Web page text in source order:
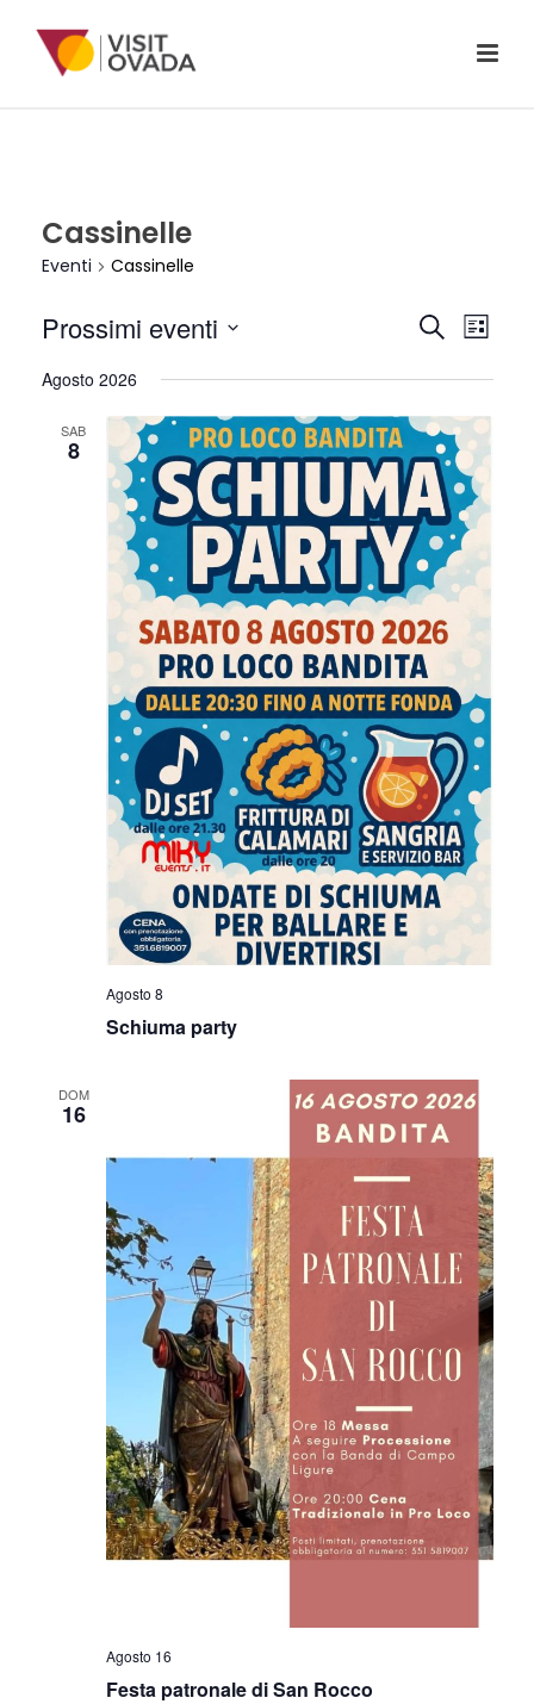
Cassinelle
Eventi Cassinelle
E
V
E
N
T
I
R
I
C
E
R
C
A
E
V
S
T
N
A
I
A
I
N
CercaE
N
T
O
V
I
S
T
E
N
A
V
I
A
Z
E
Lista
Prossimi eventi
la
Agosto 2026
SAB
8
Agosto 8
Schiuma party
DOM
16
Agosto 16
Festa patronale di San Rocco